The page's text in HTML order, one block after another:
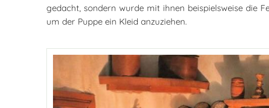
gedacht, sondern wurde mit ihnen beispielsweise die
um der Puppe ein Kleid anzuziehen.